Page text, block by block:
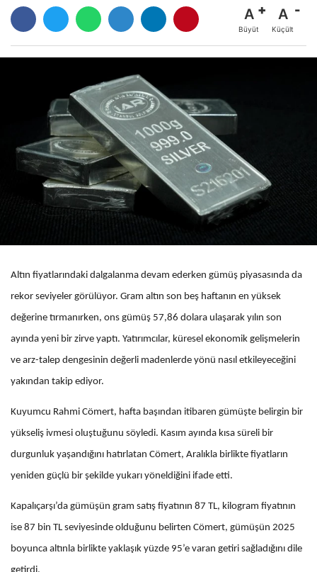
A
Büyüt
A
Küçült
Altın fiyatlarındaki dalgalanma devam ederken gümüş piyasasında da
rekor seviyeler görülüyor. Gram altın son beş haftanın en yüksek
değerine tırmanırken, ons gümüş 57,86 dolara ulaşarak yılın son
ayında yeni bir zirve yaptı. Yatırımcılar, küresel ekonomik gelişmelerin
ve arz-talep dengesinin değerli madenlerde yönü nasıl etkileyeceğini
yakından takip ediyor.
Kuyumcu Rahmi Cömert, hafta başından itibaren gümüşte belirgin bir
yükseliş ivmesi oluştuğunu söyledi. Kasım ayında kısa süreli bir
durgunluk yaşandığını hatırlatan Cömert, Aralıkla birlikte fiyatların
yeniden güçlü bir şekilde yukarı yöneldiğini ifade etti.
Kapalıçarşı’da gümüşün gram satış fiyatının 87 TL, kilogram fiyatının
ise 87 bin TL seviyesinde olduğunu belirten Cömert, gümüşün 2025
boyunca altınla birlikte yaklaşık yüzde 95’e varan getiri sağladığını dile